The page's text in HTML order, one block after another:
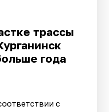
трассы
года
с